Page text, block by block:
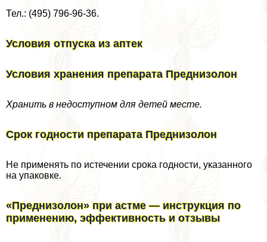
Тел.: (495) 796-96-36.
Условия отпуска из аптек
Условия хранения препарата Преднизолон
Хранить в недоступном для детей месте.
Срок годности препарата Преднизолон
Не применять по истечении срока годности, указанного
на упаковке.
«Преднизолон» при астме — инструкция по
применению, эффективность и отзывы